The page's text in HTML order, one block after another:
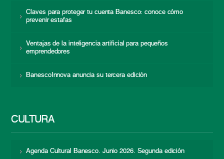
Claves para proteger tu cuenta Banesco: conoce cómo
prevenir estafas
Ventajas de la inteligencia artificial para pequeños
emprendedores
BanescoInnova anuncia su tercera edición
CULTURA
Agenda Cultural Banesco. Junio 2026. Segunda edición